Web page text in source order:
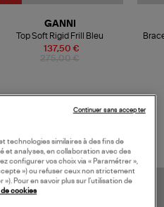
137,50 €
GANNI
Top Soft Rigid Frill Bleu
technologies similaires à des fins de
et analyses, en collaboration avec des
configurer vos choix via « Paramétrer »,
») ou refuser ceux non strictement
Pour en savoir plus sur l’utilisation de
cookies
Continuer sans accepter